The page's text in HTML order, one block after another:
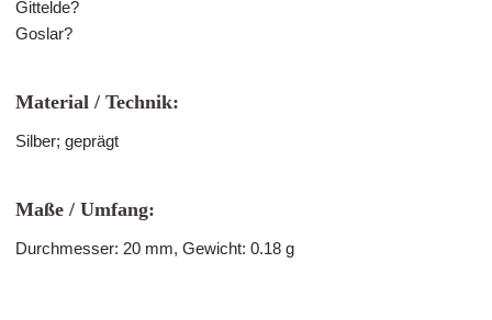
Gittelde?
Goslar?
Material / Technik:
Silber; geprägt
Maße / Umfang:
Durchmesser: 20 mm, Gewicht: 0.18 g